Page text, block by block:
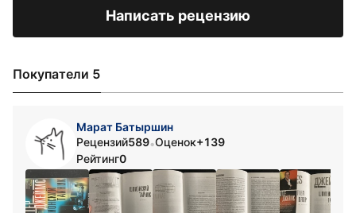
Написать рецензию
Покупатели 5
Марат Батыршин
Рецензий589•Оценок+139
Рейтинг0